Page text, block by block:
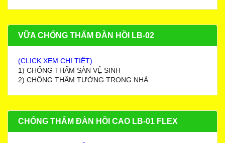
VỮA CHỐNG THẤM ĐÀN HỒI LB-02
(CLICK XEM CHI TIẾT)
1) CHỐNG THẤM SÀN VỆ SINH
2) CHỐNG THẤM TƯỜNG TRONG NHÀ
CHỐNG THẤM ĐÀN HỒI CAO LB-01 FLEX